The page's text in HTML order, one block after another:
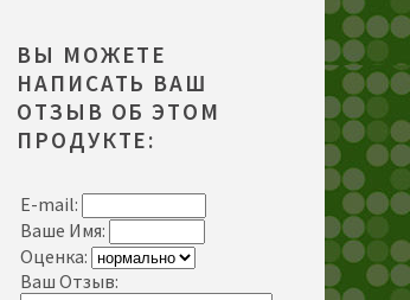
ВЫ МОЖЕТЕ
НАПИСАТЬ ВАШ
ОТЗЫВ ОБ ЭТОМ
ПРОДУКТЕ:
E-mail:
Ваше Имя:
Оценка:
Ваш Отзыв: